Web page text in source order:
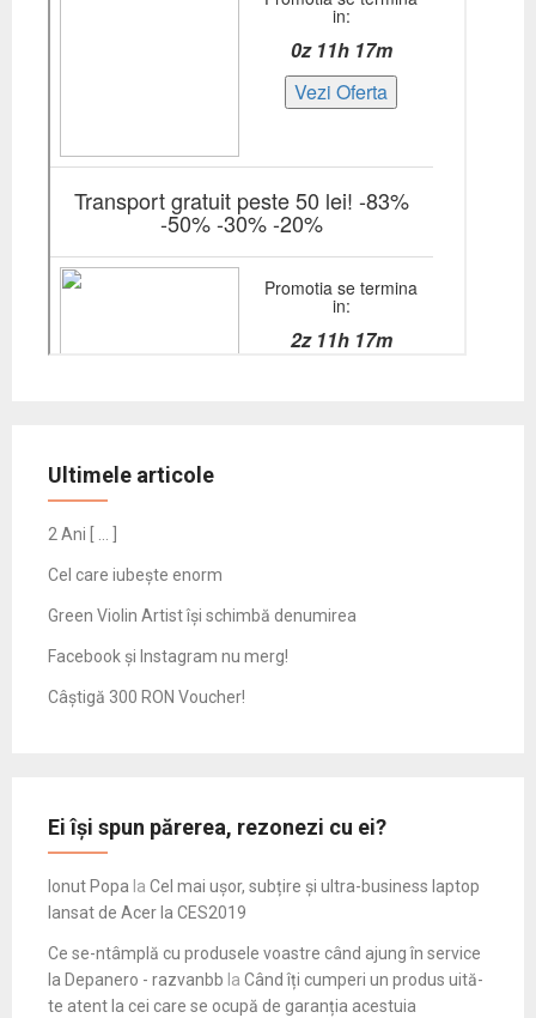
Ultimele articole
2 Ani [ … ]
Cel care iubește enorm
Green Violin Artist își schimbă denumirea
Facebook și Instagram nu merg!
Câștigă 300 RON Voucher!
Ei își spun părerea, rezonezi cu ei?
Ionut Popa la Cel mai ușor, subțire și ultra-business laptop
lansat de Acer la CES2019
Ce se-ntâmplă cu produsele voastre când ajung în service
la Depanero - razvanbb la Când îți cumperi un produs uită-
te atent la cei care se ocupă de garanția acestuia